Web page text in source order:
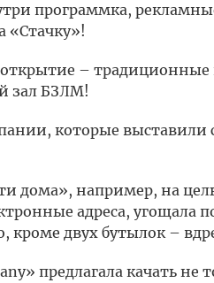
программка,
«Стачку»!
–
зал БЗЛМ!
которые выставили
дома», например, на
адреса, угощала
кроме двух бутылок –
предлагала качать